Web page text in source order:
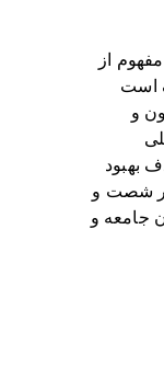
از
است
و
بهبود
در شصت و
جامعه و